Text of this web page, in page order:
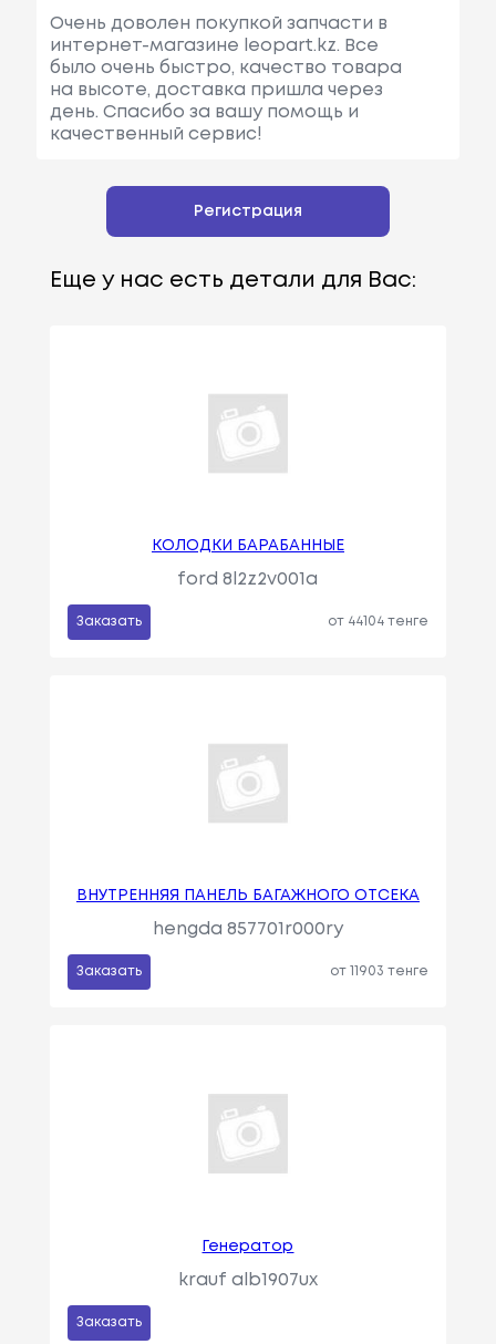
Очень доволен покупкой запчасти в
интернет-магазине leopart.kz. Все
было очень быстро, качество товара
на высоте, доставка пришла через
день. Спасибо за вашу помощь и
качественный сервис!
Регистрация
Еще у нас есть детали для Вас:
КОЛОДКИ БАРАБАННЫЕ
ford 8l2z2v001a
Заказать от 44104 тенге
ВНУТРЕННЯЯ ПАНЕЛЬ БАГАЖНОГО ОТСЕКА
hengda 857701r000ry
Заказать от 11903 тенге
Генератор
krauf alb1907ux
Заказать